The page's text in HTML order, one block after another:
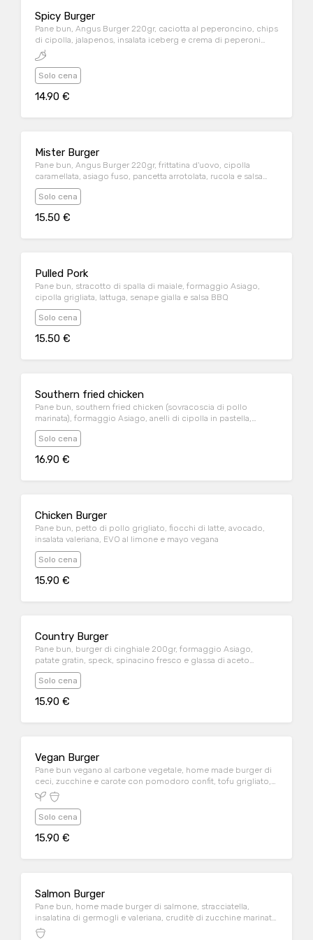
Spicy Burger
Pane bun, Angus Burger 220gr, caciotta al peperoncino, chips
di cipolla, jalapenos, insalata iceberg e crema di peperoni
arrosti
Solo cena
14.90 €
Mister Burger
Pane bun, Angus Burger 220gr, frittatina d'uovo, cipolla
caramellata, asiago fuso, pancetta arrotolata, rucola e salsa
wish
Solo cena
15.50 €
Pulled Pork
Pane bun, stracotto di spalla di maiale, formaggio Asiago,
cipolla grigliata, lattuga, senape gialla e salsa BBQ
Solo cena
15.50 €
Southern fried chicken
Pane bun, southern fried chicken (sovracoscia di pollo
marinata), formaggio Asiago, anelli di cipolla in pastella,
insalata iceberg, bacon croccante e salsa burger
Solo cena
16.90 €
Chicken Burger
Pane bun, petto di pollo grigliato, fiocchi di latte, avocado,
insalata valeriana, EVO al limone e mayo vegana
Solo cena
15.90 €
Country Burger
Pane bun, burger di cinghiale 200gr, formaggio Asiago,
patate gratin, speck, spinacino fresco e glassa di aceto
balsamico
Solo cena
15.90 €
Vegan Burger
Pane bun vegano al carbone vegetale, home made burger di
ceci, zucchine e carote con pomodoro confit, tofu grigliato,
broccoletti al vapore e mayo vegana
Solo cena
15.90 €
Salmon Burger
Pane bun, home made burger di salmone, stracciatella,
insalatina di germogli e valeriana, cruditè di zucchine marinate
e salsa guacamole